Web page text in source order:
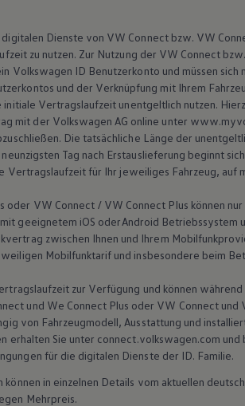
Dienste von VW Connect bzw. VW
zu nutzen. Zur Nutzung der VW Connect
Volkswagen ID Benutzerkonto und müssen
und der Verknüpfung mit Ihrem
Vertragslaufzeit unentgeltlich nutzen.
mit der Volkswagen AG online unter
Die tatsächliche Länge der
Tag nach Erstauslieferung beginnt
Vertragslaufzeit für Ihr jeweiliges Fahrzeug, auf
VW Connect / VW Connect Plus können
geeignetem iOS oder Android Betriebssystem
zwischen Ihnen und Ihrem
Mobilfunktarif und insbesondere beim
zur Verfügung und können
und We Connect Plus oder VW Connect und
von Fahrzeugmodell, Ausstattung und
Sie unter connect.volkswagen.com und
für die digitalen Dienste der ID. Familie.
in einzelnen Details vom aktuellen
Mehrpreis.